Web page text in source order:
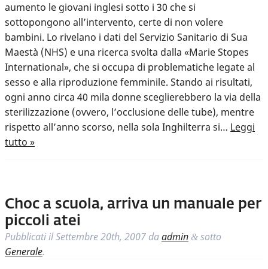
aumento le giovani inglesi sotto i 30 che si
sottopongono all’intervento, certe di non volere
bambini. Lo rivelano i dati del Servizio Sanitario di Sua
Maestà (NHS) e una ricerca svolta dalla «Marie Stopes
International», che si occupa di problematiche legate al
sesso e alla riproduzione femminile. Stando ai risultati,
ogni anno circa 40 mila donne sceglierebbero la via della
sterilizzazione (ovvero, l’occlusione delle tube), mentre
rispetto all’anno scorso, nella sola Inghilterra si… Leggi
tutto »
Choc a scuola, arriva un manuale per
piccoli atei
Pubblicati ilSettembre 20th, 2007 daadmin & sotto
Generale.